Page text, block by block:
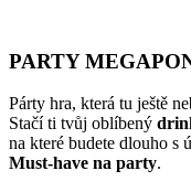
PARTY
Párty hra, která tu ještě
Stačí ti tvůj oblíbený
na které budete dlouho s
Must-have na party.